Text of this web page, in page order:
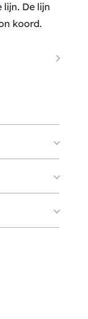
De lijn
koord.